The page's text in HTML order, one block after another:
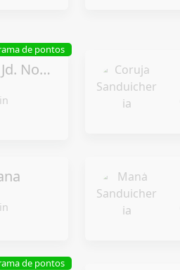
Doutor Açaí - Jd. Novo Mundo
de pontos
de pontos